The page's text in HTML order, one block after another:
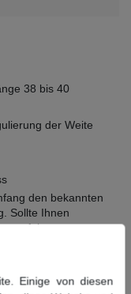
38 bis 40
der Weite
den bekannten
Sollte Ihnen
perfekt passen,
bei uns die Größe
finden Sie etwas
Einige von diesen